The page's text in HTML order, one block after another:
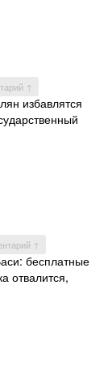
↑
избавлятся
↑
бесплатные
отвалится,